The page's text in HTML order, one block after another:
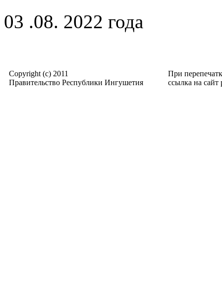
03 .08. 2022 года
Copyright (c) 2011
Правительство Республики Ингушетия
При
ссылка на сайт